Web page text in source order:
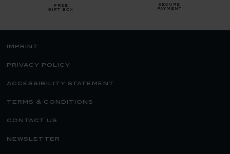
free
gift box
secure
payment
imprint
privacy policy
accessibility statement
terms & conditions
contact us
newsletter